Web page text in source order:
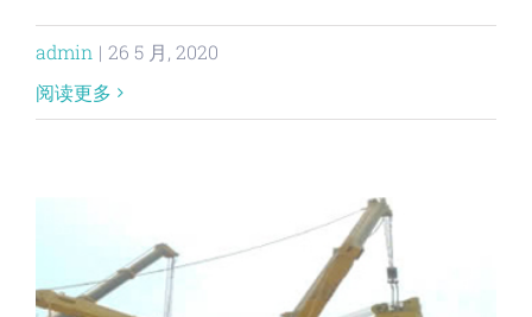
admin | 26 5 月, 2020
阅读更多